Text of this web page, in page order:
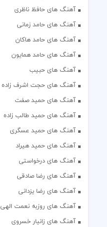
آهنگ های حافظ ناظری
آهنگ های حامد زمانی
آهنگ های حامد هاکان
آهنگ های حامد همایون
آهنگ های حبیب
آهنگ های حجت اشرف زاده
آهنگ های حمید صفت
آهنگ های حمید طالب زاده
آهنگ های حمید عسگری
آهنگ های حمید هیراد
آهنگ های درخواستی
آهنگ های رضا صادقی
آهنگ های رضا یزدانی
آهنگ های روزبه نعمت الهی
آهنگ های زانیار خسروی